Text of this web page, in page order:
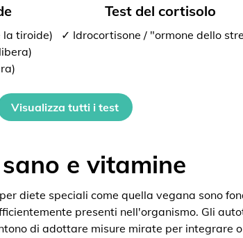
la tiroide)
Test del cortisolo
✓ Idrocortisone / "ormone dello
Visualizza tutti i test
e vitamine
diete speciali come quella vegana sono
presenti nell'organismo. Gli
di adottare misure mirate per integrare